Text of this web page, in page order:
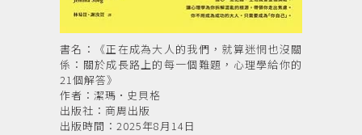
書名：《正在成為大人的我們，就算迷惘也沒關
係：關於成長路上的每一個難題，心理學給你的
21個解答》
作者：潔瑪•史貝格
出版社：商周出版
出版時間：2025年8月14日